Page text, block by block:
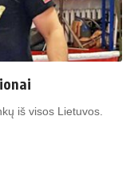
iš vi­sos Lie­tu­vos.